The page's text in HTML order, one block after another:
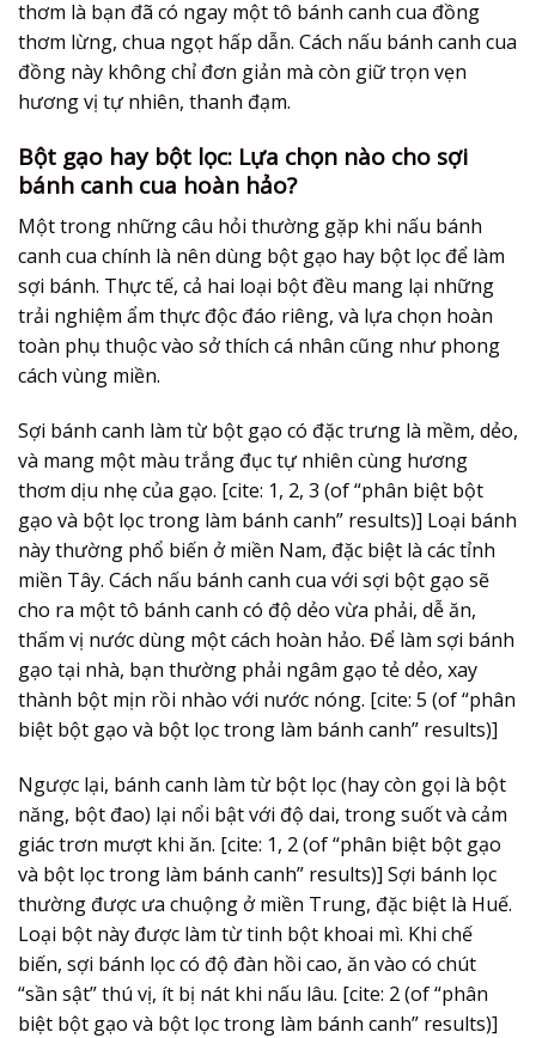
thơm là bạn đã có ngay một tô bánh canh cua đồng
thơm lừng, chua ngọt hấp dẫn. Cách nấu bánh canh cua
đồng này không chỉ đơn giản mà còn giữ trọn vẹn
hương vị tự nhiên, thanh đạm.
Bột gạo hay bột lọc: Lựa chọn nào cho sợi
bánh canh cua hoàn hảo?
Một trong những câu hỏi thường gặp khi nấu bánh
canh cua chính là nên dùng bột gạo hay bột lọc để làm
sợi bánh. Thực tế, cả hai loại bột đều mang lại những
trải nghiệm ẩm thực độc đáo riêng, và lựa chọn hoàn
toàn phụ thuộc vào sở thích cá nhân cũng như phong
cách vùng miền.
Sợi bánh canh làm từ bột gạo có đặc trưng là mềm, dẻo,
và mang một màu trắng đục tự nhiên cùng hương
thơm dịu nhẹ của gạo. [cite: 1, 2, 3 (of “phân biệt bột
gạo và bột lọc trong làm bánh canh” results)] Loại bánh
này thường phổ biến ở miền Nam, đặc biệt là các tỉnh
miền Tây. Cách nấu bánh canh cua với sợi bột gạo sẽ
cho ra một tô bánh canh có độ dẻo vừa phải, dễ ăn,
thấm vị nước dùng một cách hoàn hảo. Để làm sợi bánh
gạo tại nhà, bạn thường phải ngâm gạo tẻ dẻo, xay
thành bột mịn rồi nhào với nước nóng. [cite: 5 (of “phân
biệt bột gạo và bột lọc trong làm bánh canh” results)]
Ngược lại, bánh canh làm từ bột lọc (hay còn gọi là bột
năng, bột đao) lại nổi bật với độ dai, trong suốt và cảm
giác trơn mượt khi ăn. [cite: 1, 2 (of “phân biệt bột gạo
và bột lọc trong làm bánh canh” results)] Sợi bánh lọc
thường được ưa chuộng ở miền Trung, đặc biệt là Huế.
Loại bột này được làm từ tinh bột khoai mì. Khi chế
biến, sợi bánh lọc có độ đàn hồi cao, ăn vào có chút
“sần sật” thú vị, ít bị nát khi nấu lâu. [cite: 2 (of “phân
biệt bột gạo và bột lọc trong làm bánh canh” results)]